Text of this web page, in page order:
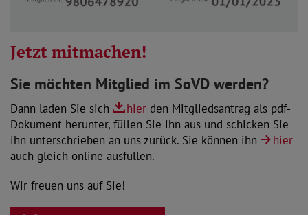
Jetzt mitmachen!
Sie möchten Mitglied im SoVD werden?
Dann laden Sie sich hier den Mitgliedsantrag als pdf-
Dokument herunter, füllen Sie ihn aus und schicken Sie
ihn unterschrieben an uns zurück. Sie können ihn
hier
auch gleich online ausfüllen.
Wir freuen uns auf Sie!